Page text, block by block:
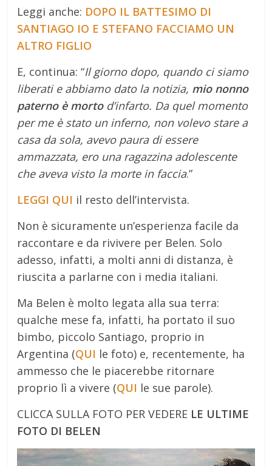
Leggi anche: DOPO IL BATTESIMO DI
SANTIAGO IO E STEFANO FACCIAMO UN
ALTRO FIGLIO
E, continua: “Il giorno dopo, quando ci siamo
liberati e abbiamo dato la notizia, mio nonno
paterno è mortod’infarto. Da quel momento
per me è stato un inferno, non volevo stare a
casa da sola, avevo paura di essere
ammazzata, ero una ragazzina adolescente
che aveva visto la morte in faccia.”
LEGGI QUI il resto dell’intervista.
Non è sicuramente un’esperienza facile da
raccontare e da rivivere per Belen. Solo
adesso, infatti, a molti anni di distanza, è
riuscita a parlarne con i media italiani.
Ma Belen è molto legata alla sua terra:
qualche mese fa, infatti, ha portato il suo
bimbo, piccolo Santiago, proprio in
Argentina (QUI le foto) e, recentemente, ha
ammesso che le piacerebbe ritornare
proprio lì a vivere (QUI le sue parole).
CLICCA SULLA FOTO PER VEDERE LE ULTIME
FOTO DI BELEN